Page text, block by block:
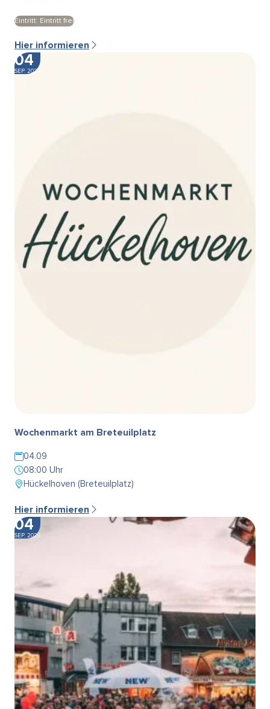
Eintritt: Eintritt frei
Hier informieren
04
SEP. 2026
Wochenmarkt am Breteuilplatz
04.09
08:00 Uhr
Hückelhoven (Breteuilplatz)
Hier informieren
04
SEP. 2026